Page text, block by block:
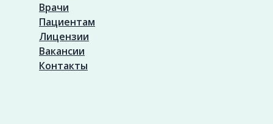
Врачи
Пациентам
Лицензии
Вакансии
Контакты